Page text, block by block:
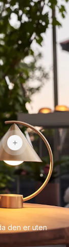
den er uten
1 305 kr